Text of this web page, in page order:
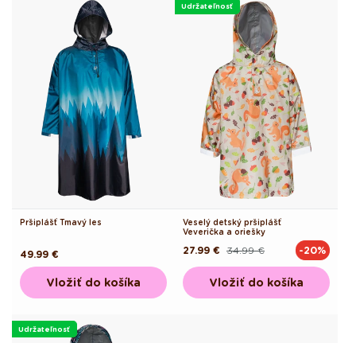
Pršiplášť Tmavý les
Pôvodná
cena
49.99 €
Vložiť do košíka
Udržateľnosť
Veselý detský pršiplášť
Veverička a oriešky
Pôvodná34.99 €
Akciová
27.99 € -20%
Vložiť do košíka
Udržateľnosť